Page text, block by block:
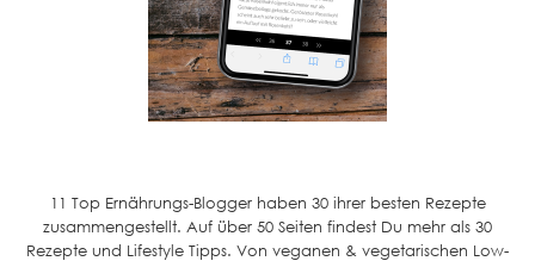
11 Top Ernährungs-Blogger haben 30 ihrer besten Rezepte
zusammengestellt. Auf über 50 Seiten findest Du mehr als 30
Rezepte und Lifestyle Tipps. Von veganen & vegetarischen Low-